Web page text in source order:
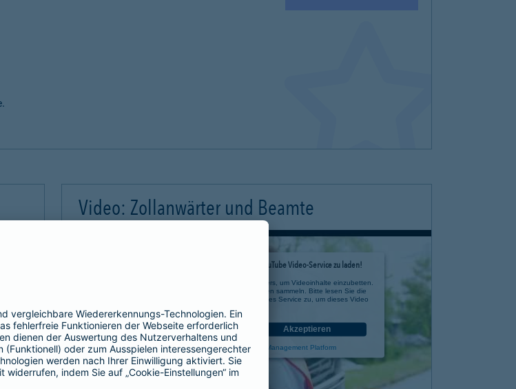
Video: Zollanwärter und Beamte
Wir benötigen Ihre Zustimmung, um den YouTube Video-Service zu laden!
Wir verwenden einen Service eines Drittanbieters, um Videoinhalte einzubetten.
Dieser Service kann Daten zu Ihren Aktivitäten sammeln. Bitte lesen Sie die
Details durch und stimmen Sie der Nutzung des Service zu, um dieses Video
Mehr Informationen Akzeptieren
powered byUsercentrics Consent Management Platform